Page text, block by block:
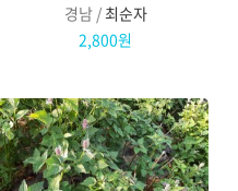
경남 /최순자
2,800원